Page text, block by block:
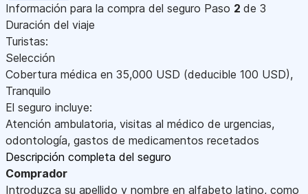
Información para la compra del seguro Paso 2 de 3
Duración del viaje
Turistas:
Selección
Cobertura médica en 35,000 USD (deducible 100 USD),
Tranquilo
El seguro incluye:
Atención ambulatoria, visitas al médico de urgencias,
odontología, gastos de medicamentos recetados
Descripción completa del seguro
Comprador
Introduzca su apellido y nombre en alfabeto latino, como